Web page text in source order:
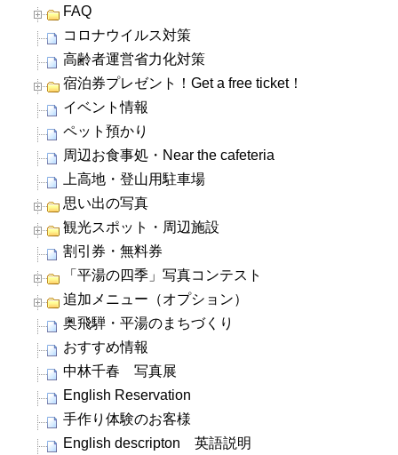
FAQ
コロナウイルス対策
高齢者運営省力化対策
宿泊券プレゼント！Get a free ticket！
イベント情報
ペット預かり
周辺お食事処・Near the cafeteria
上高地・登山用駐車場
思い出の写真
観光スポット・周辺施設
割引券・無料券
「平湯の四季」写真コンテスト
追加メニュー（オプション）
奥飛騨・平湯のまちづくり
おすすめ情報
中林千春 写真展
English Reservation
手作り体験のお客様
English descripton 英語説明